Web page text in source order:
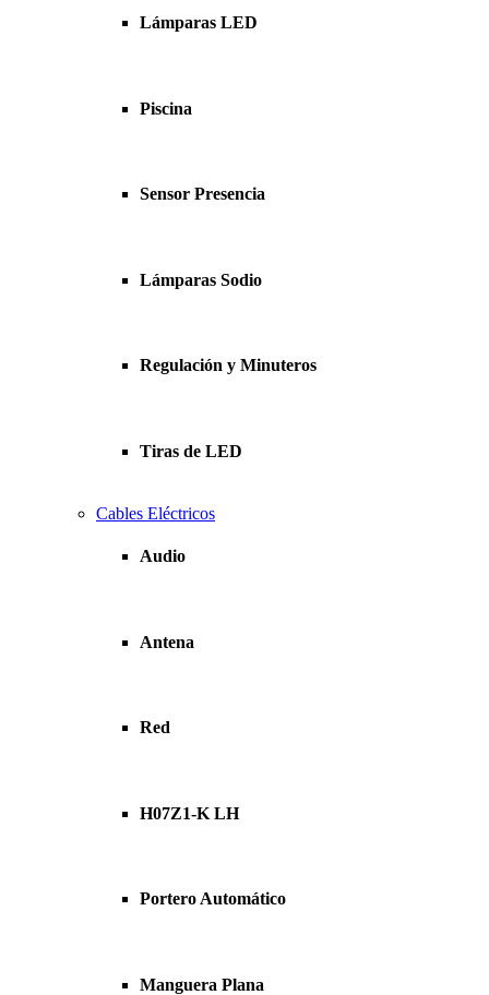
Lámparas LED
Piscina
Sensor Presencia
Lámparas Sodio
Regulación y Minuteros
Tiras de LED
Cables Eléctricos
Audio
Antena
Red
H07Z1-K LH
Portero Automático
Manguera Plana